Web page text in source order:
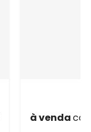
à venda